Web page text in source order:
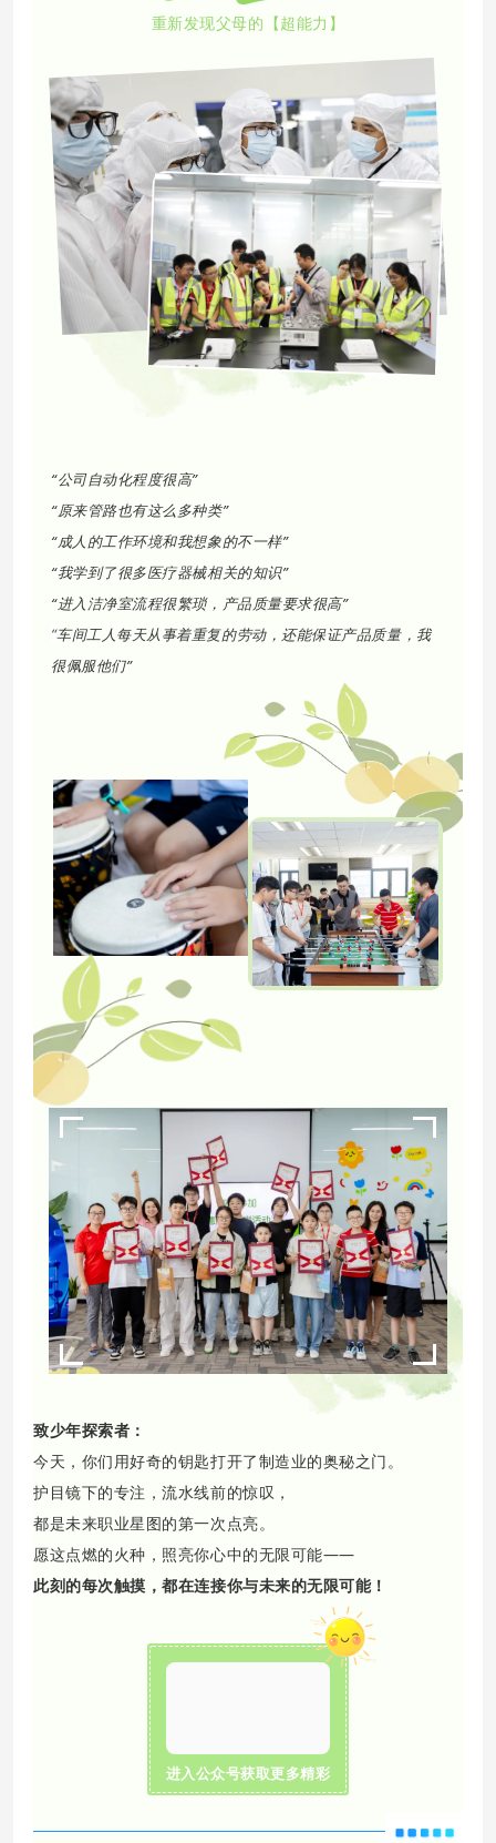
重新发现父母的【超能力】
REC.SUMMER
“公司自动化程度很高”
“原来管路也有这么多种类”
“成人的工作环境和我想象的不一样”
“我学到了很多医疗器械相关的知识”
“进入洁净室流程很繁琐，产品质量要求很高”
“车间工人每天从事着重复的劳动，还能保证产品质量，我
很佩服他们”
致少年探索者：
今天，你们用好奇的钥匙打开了制造业的奥秘之门。
护目镜下的专注，流水线前的惊叹，
都是未来职业星图的第一次点亮。
愿这点燃的火种，照亮你心中的无限可能——
此刻的每次触摸，都在连接你与未来的无限可能！
进入公众号获取更多精彩